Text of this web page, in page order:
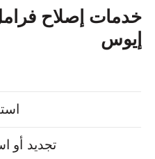
خدمات إصلاح
إيوس
تجديد أو